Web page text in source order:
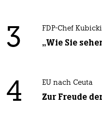
3 FDP-Chef
„Wie Sie
4 EU nach Ceuta
Zur Freude